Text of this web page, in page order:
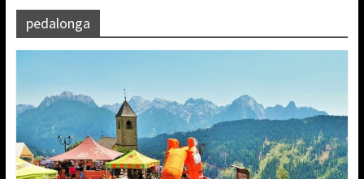
pedalonga